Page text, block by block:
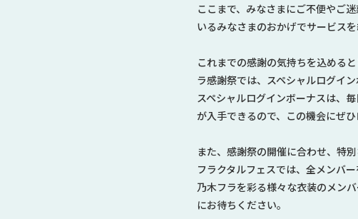
ここまで、みなさまにご不便やご
いるみなさまのおかげでサービス
これまでの感謝の気持ちを込める
ラ感謝祭では、スペシャルログイ
スペシャルログインボーナスは、
が入手できるので、この機会にぜひ
また、感謝祭の開催に合わせ、特
フラクタルフェスでは、全メンバー
乃木フラを彩る様々な衣装のメン
にお待ちください。